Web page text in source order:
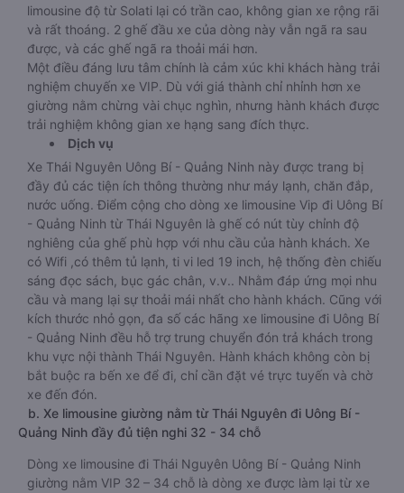
limousine độ từ Solati lại có trần cao, không gian xe rộng rãi
và rất thoáng. 2 ghế đầu xe của dòng này vẫn ngã ra sau
được, và các ghế ngã ra thoải mái hơn.
Một điều đáng lưu tâm chính là cảm xúc khi khách hàng trải
nghiệm chuyến xe VIP. Dù với giá thành chỉ nhỉnh hơn xe
giường nằm chừng vài chục nghìn, nhưng hành khách được
trải nghiệm không gian xe hạng sang đích thực.
Dịch vụ
Xe Thái Nguyên Uông Bí - Quảng Ninh này được trang bị
đầy đủ các tiện ích thông thường như máy lạnh, chăn đắp,
nước uống. Điểm cộng cho dòng xe limousine Vip đi Uông Bí
- Quảng Ninh từ Thái Nguyên là ghế có nút tùy chỉnh độ
nghiêng của ghế phù hợp với nhu cầu của hành khách. Xe
có Wifi ,có thêm tủ lạnh, ti vi led 19 inch, hệ thống đèn chiếu
sáng đọc sách, bục gác chân, v.v.. Nhằm đáp ứng mọi nhu
cầu và mang lại sự thoải mái nhất cho hành khách. Cũng với
kích thước nhỏ gọn, đa số các hãng xe limousine đi Uông Bí
- Quảng Ninh đều hỗ trợ trung chuyển đón trả khách trong
khu vực nội thành Thái Nguyên. Hành khách không còn bị
bắt buộc ra bến xe để đi, chỉ cần đặt vé trực tuyến và chờ
xe đến đón.
b. Xe limousine giường nằm từ Thái Nguyên đi Uông Bí -
Quảng Ninh đầy đủ tiện nghi 32 - 34 chỗ
Dòng xe limousine đi Thái Nguyên Uông Bí - Quảng Ninh
giường nằm VIP 32 – 34 chỗ là dòng xe được làm lại từ xe